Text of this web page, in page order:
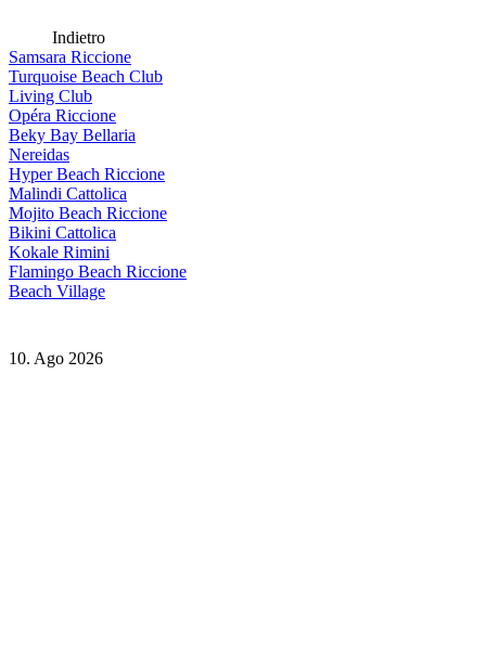
Indietro
Samsara Riccione
Turquoise Beach Club
Living Club
Opéra Riccione
Beky Bay Bellaria
Nereidas
Hyper Beach Riccione
Malindi Cattolica
Mojito Beach Riccione
Bikini Cattolica
Kokale Rimini
Flamingo Beach Riccione
Beach Village
10. Ago 2026